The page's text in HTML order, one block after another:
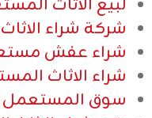
شركة شراء
شراء عفش
شراء الاثاث
سوق المستعمل